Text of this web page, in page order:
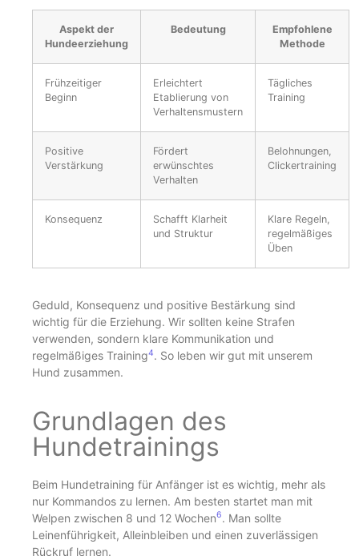
Aspekt der
Hundeerziehung
Bedeutung
Empfohlene
Methode
Frühzeitiger
Beginn
Erleichtert
Etablierung von
Verhaltensmustern
Tägliches
Training
Positive
Verstärkung
Fördert
erwünschtes
Verhalten
Belohnungen,
Clickertraining
Konsequenz
Schafft Klarheit
und Struktur
Klare Regeln,
regelmäßiges
Üben
Geduld, Konsequenz und positive Bestärkung sind
wichtig für die Erziehung. Wir sollten keine Strafen
verwenden, sondern klare Kommunikation und
regelmäßiges Training4. So leben wir gut mit unserem
Hund zusammen.
Grundlagen des
Hundetrainings
Beim Hundetraining für Anfänger ist es wichtig, mehr als
nur Kommandos zu lernen. Am besten startet man mit
Welpen zwischen 8 und 12 Wochen6. Man sollte
Leinenführigkeit, Alleinbleiben und einen zuverlässigen
Rückruf lernen.